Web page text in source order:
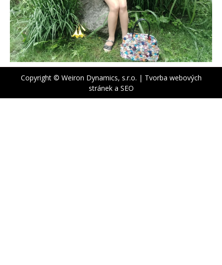
Copyright © Weiron Dynamics, s.r.o. | Tvorba webových
stráneka SEO